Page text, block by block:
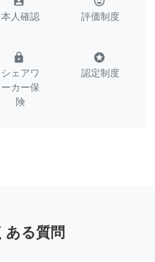
本人確認 評価制度
lock
シェアワ
ーカー保
険
stars
認定制度
ある質問